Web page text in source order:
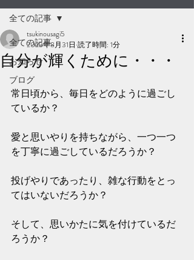
全ての記事
お知らせ
ブログ
全ての記事
自分が輝くために・・・
tsukinousagi5
2023年8月31日 読了時間: 1分
常日頃から、毎日をどのように過ごし
ているか？
愛と思いやりを持ちながら、一つ一つ
を丁寧に過ごしているだろうか？
投げやりであったり、雑な行動をとっ
てはいないだろうか？
そして、思いかたに気を付けているだ
ろうか？